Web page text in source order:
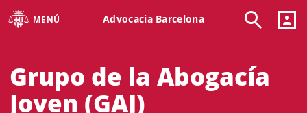
MENÚ Advocacia Barcelona
Grupo de la Abogacía
Joven (GAJ)